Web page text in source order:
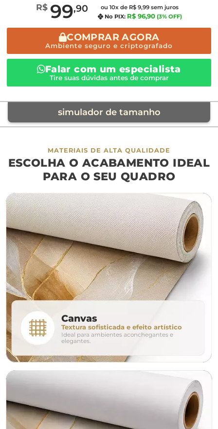
R$ 99,90
ou 10x de R$ 9,99 sem juros
No PIX: R$ 96,90 (3% OFF)
COMPRAR AGORA
Ambiente seguro e criptografado
Falar com um especialista
Tire suas dúvidas antes de comprar
simulador de tamanho
móvel de referência
sofá cama
largura aproximada
160cm 200cm
280cm 320cm
conjunto
avulso duo
o tamanho ideal para o seu ambiente é
MATERIAIS DE ALTA QUALIDADE
ESCOLHA O ACABAMENTO IDEAL
PARA O SEU QUADRO
Canvas
Textura sofisticada e efeito artístico
Ideal para ambientes aconchegantes e
elegantes.